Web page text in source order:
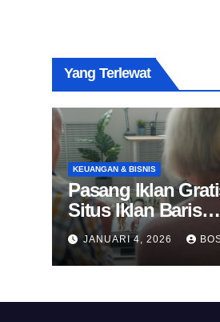
Yang Terlewat
KEUANGAN & BISNIS
Pasang Iklan
Situs Iklan Baris
Online
JANUARI 4, 2026